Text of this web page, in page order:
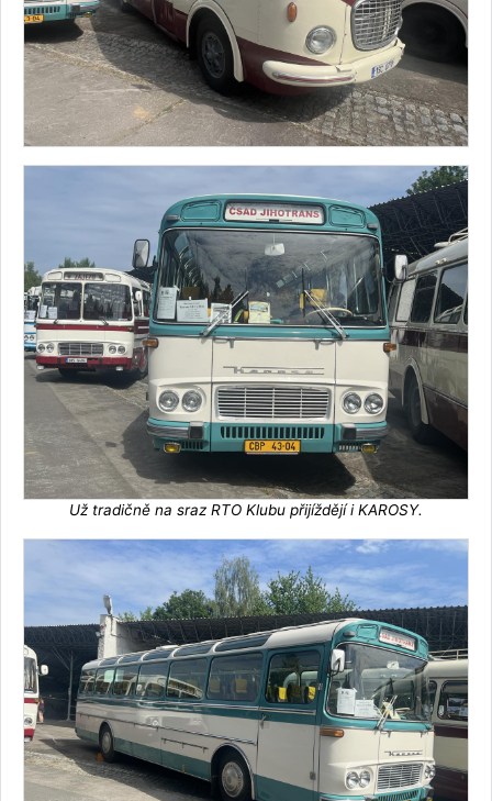
Už tradičně na sraz RTO Klubu přijíždějí i KAROSY.